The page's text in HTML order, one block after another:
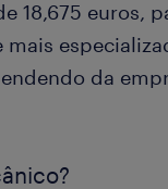
18,675 euros,
da